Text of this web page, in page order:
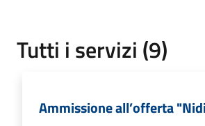
Tutti i servizi (9)
Ammissione all’offerta